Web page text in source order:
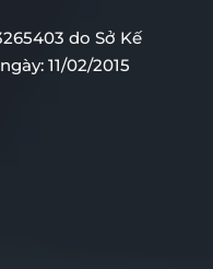
do Sở Kế
11/02/2015